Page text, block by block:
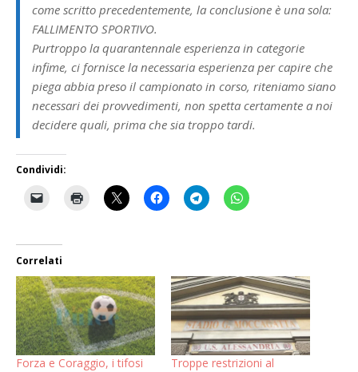
come scritto precedentemente, la conclusione è una sola:
FALLIMENTO SPORTIVO.
Purtroppo la quarantennale esperienza in categorie
infime, ci fornisce la necessaria esperienza per capire che
piega abbia preso il campionato in corso, riteniamo siano
necessari dei provvedimenti, non spetta certamente a noi
decidere quali, prima che sia troppo tardi.
Condividi:
Correlati
Forza e Coraggio, i tifosi
Troppe restrizioni al